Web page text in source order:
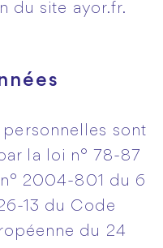
du site ayor.fr.
personnelles sont
la loi n° 78-87
2004-801 du 6
13 du Code
du 24